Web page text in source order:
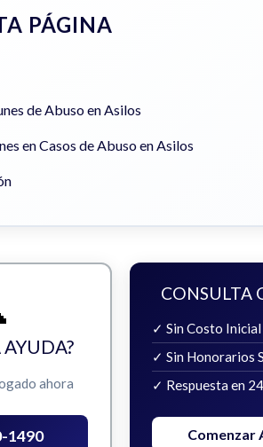
PÁGINA
de Abuso en Asilos
en Casos de Abuso en Asilos
AYUDA?
ahora
1490
CONSULTA
✓ Sin Costo Inicial
✓ Sin Honorarios
✓ Respuesta en
Comenzar